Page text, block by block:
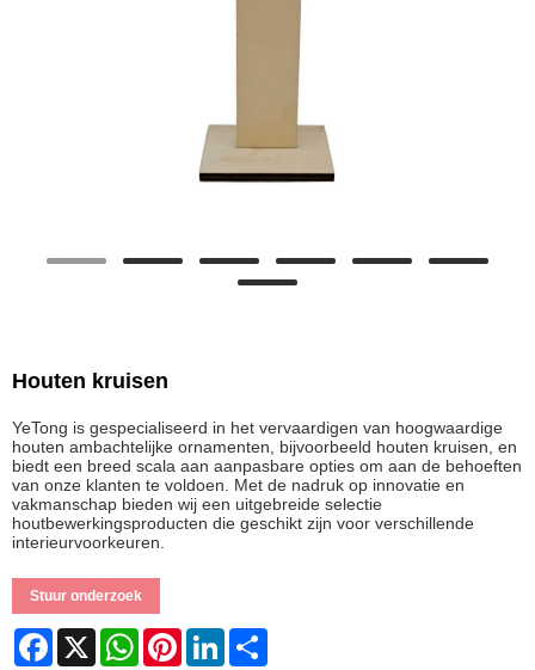
Houten kruisen
YeTong is gespecialiseerd in het vervaardigen van hoogwaardige
houten ambachtelijke ornamenten, bijvoorbeeld houten kruisen, en
biedt een breed scala aan aanpasbare opties om aan de behoeften
van onze klanten te voldoen. Met de nadruk op innovatie en
vakmanschap bieden wij een uitgebreide selectie
houtbewerkingsproducten die geschikt zijn voor verschillende
interieurvoorkeuren.
Stuur onderzoek
Facebook
X WhatsAppPinterestLinkedIn